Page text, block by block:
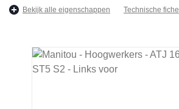
Bekijk alle eigenschappen Technische fiche
Afbeeldingengalerij overslaan